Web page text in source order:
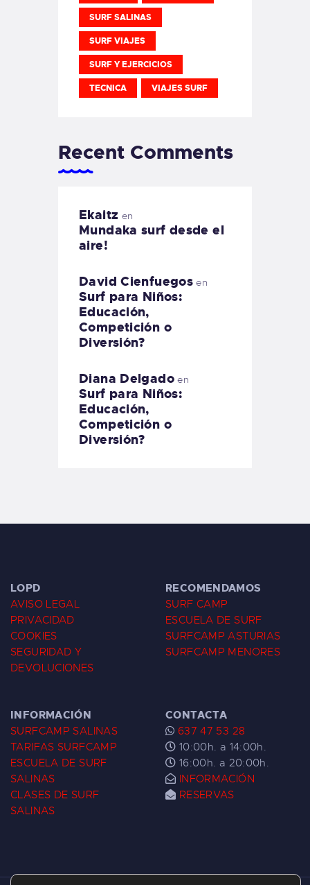
SURF SALINAS
SURF VIAJES
SURF Y EJERCICIOS
TECNICA VIAJES SURF
Recent Comments
Ekaitz en
Mundaka surf desde el
aire!
David Cienfuegos en
Surf para Niños:
Educación,
Competición o
Diversión?
Diana Delgadoen
Surf para Niños:
Educación,
Competición o
Diversión?
LOPD
AVISO LEGAL
PRIVACIDAD
COOKIES
SEGURIDAD Y
DEVOLUCIONES
RECOMENDAMOS
SURF CAMP
ESCUELA DE SURF
SURFCAMP ASTURIAS
SURFCAMP MENORES
INFORMACIÓN
SURFCAMP SALINAS
TARIFAS SURFCAMP
ESCUELA DE SURF
SALINAS
CLASES DE SURF
SALINAS
CONTACTA
637 47 53 28
10:00h. a 14:00h.
16:00h. a 20:00h.
INFORMACIÓN
RESERVAS